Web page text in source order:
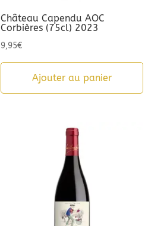
Château Capendu AOC
Corbières (75cl) 2023
9,95€
Ajouter au panier